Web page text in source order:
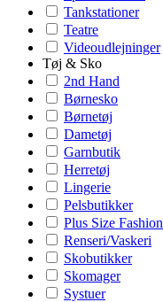
Tankstationer
Teatre
Videoudlejninger
Tøj & Sko
2nd Hand
Børnesko
Børnetøj
Dametøj
Garnbutik
Herretøj
Lingerie
Pelsbutikker
Plus Size Fashion
Renseri/Vaskeri
Skobutikker
Skomager
Systuer